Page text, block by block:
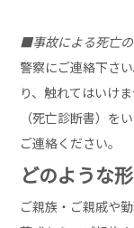
■事故による死亡
警察にご連絡下さ
り、触れてはいけ
（死亡診断書）を
ご連絡ください。
どのような
ご親族・ご親戚や